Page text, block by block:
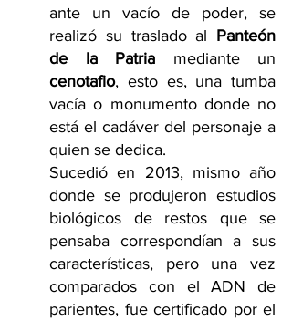
ante un vacío de poder, se
realizó su traslado al Panteón
de la Patria
cenotafio, esto es, una tumba
vacía o monumento donde no
está el cadáver del personaje a
quien se dedica.
Sucedió en 2013, mismo año
donde se produjeron estudios
biológicos de restos que se
pensaba correspondían a sus
características, pero una vez
comparados con el ADN de
parientes, fue certificado por el